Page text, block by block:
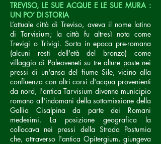
TREVISO, LE SUE ACQUE E LE SUE MURA :
UN PO’ DI STORIA
L’attuale città di Treviso, aveva il nome latino
di Tarvisium; la città fu altresì nota come
Trevigi o Trivigi. Sorta in epoca pre-romana
(alcuni resti dell'età del bronzo) come
villaggio di Paleoveneti su tre alture poste nei
pressi di un'ansa del fiume Sile, vicino alla
confluenza con altri corsi d'acqua provenienti
da nord, l'antica Tarvisium divenne municipio
romano all'indomani della sottomissione della
Gallia Cisalpina da parte dei Romani
medesimi. La posizione geografica la
collocava nei pressi della Strada Postumia
che, attraverso l'antica Opitergium, giungeva